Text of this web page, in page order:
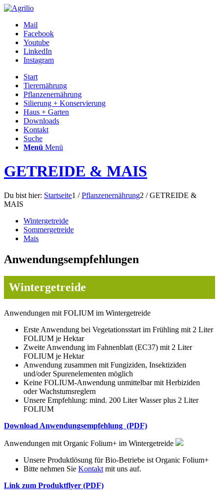
Mail
Facebook
Youtube
LinkedIn
Instagram
Start
Tierernährung
Pflanzenernährung
Silierung + Konservierung
Haus + Garten
Downloads
Kontakt
Suche
Menü Menü
GETREIDE & MAIS
Du bist hier: Startseite1 / Pflanzenernährung2 / GETREIDE &
MAIS
Wintergetreide
Sommergetreide
Mais
Anwendungsempfehlungen
Wintergetreide
Anwendungen mit FOLIUM im Wintergetreide
Erste Anwendung bei Vegetationsstart im Frühling mit 2 Liter
FOLIUM je Hektar
Zweite Anwendung im Fahnenblatt (EC37) mit 2 Liter
FOLIUM je Hektar
Anwendung zusammen mit Fungiziden, Insektiziden
und/oder Spurenelementen möglich
Keine FOLIUM-Anwendung unmittelbar mit Herbiziden
oder Wachstumsreglern
Unsere Empfehlung: mind. 200 Liter Wasser plus 2 Liter
FOLIUM
Download Anwendungsempfehlung (PDF)
Anwendungen mit Organic Folium+ im Wintergetreide
Unsere Produktlösung für Bio-Betriebe ist Organic Folium+
Bitte nehmen Sie Kontakt mit uns auf.
Link zum Produktflyer (PDF)